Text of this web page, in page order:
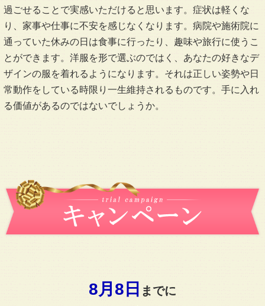
過ごせることで実感いただけると思います。症状は軽くな
り、家事や仕事に不安を感じなくなります。病院や施術院に
通っていた休みの日は食事に行ったり、趣味や旅行に使うこ
とができます。洋服を形で選ぶのではく、あなたの好きなデ
ザインの服を着れるようになります。それは正しい姿勢や日
常動作をしている時限り一生維持されるものです。手に入れ
る価値があるのではないでしょうか。
8月8日 までに